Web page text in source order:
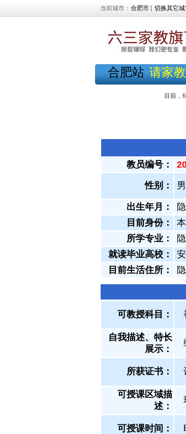
当前城市： 合肥市 [ 切换其它
合肥站 请家教
目前，
教员编号：
性别：
出生年月：
目前身份：
所学专业：
就读毕业高校：
目前生活住所：
可教授科目：
自我描述、特长
展示 ：
所获证书 ：
可授课区域描
述：
可授课时间：